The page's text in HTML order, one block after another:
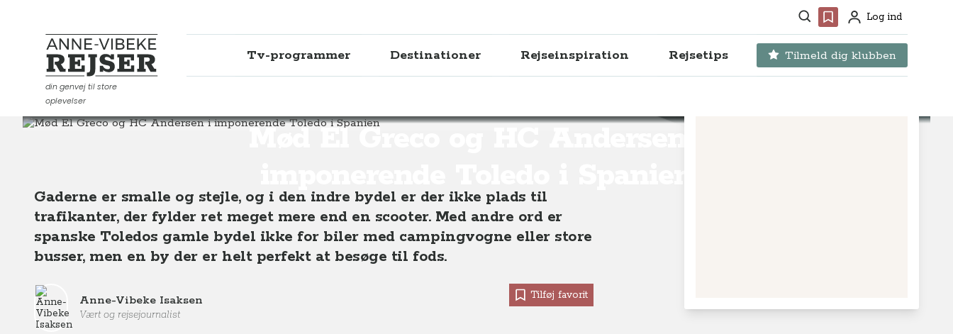
Søg Favoritter
ProfilLog ind
Anne-Vibeke Rejser
din genvej til store
oplevelser
Tv-programmer Destinationer Rejseinspiration Rejsetips Tilmeld dig klubben
Mød El Greco og HC Andersen i
Destinationer
Gaderne er smalle og stejle, og i den indre bydel er der ikke plads til
trafikanter, der fylder ret meget mere end en scooter. Med andre ord er
spanske Toledos gamle bydel ikke for biler med campingvogne eller store
busser, men en by der er helt perfekt at besøge til fods.
Anne-Vibeke Isaksen
Vært og rejsejournalist
Tilføj favorit